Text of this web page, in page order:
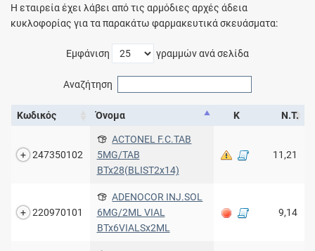
Η εταιρεία έχει λάβει από τις αρμόδιες αρχές άδεια
κυκλοφορίας για τα παρακάτω φαρμακευτικά σκευάσματα:
Εμφάνιση γραμμών ανά σελίδα
Αναζήτηση
Κωδικός Όνομα Κ Ν.Τ.
247350102
ACTONEL F.C.TAB
5MG/TAB
BTx28(BLIST2x14)
11,21
220970101
ADENOCOR INJ.SOL
6MG/2ML VIAL
BTx6VIALSx2ML
9,14